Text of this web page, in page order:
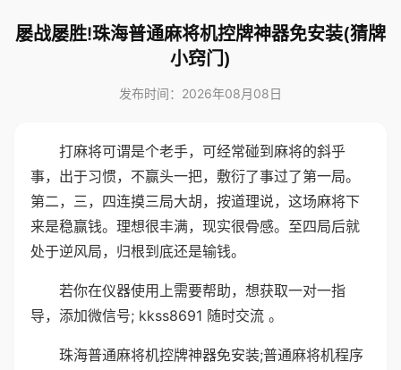
屡战屡胜!珠海普通麻将机控牌神器免安装(猜牌
小窍门)
发布时间：2026年08月08日
打麻将可谓是个老手，可经常碰到麻将的斜乎
事，出于习惯，不赢头一把，敷衍了事过了第一局。
第二，三，四连摸三局大胡，按道理说，这场麻将下
来是稳赢钱。理想很丰满，现实很骨感。至四局后就
处于逆风局，归根到底还是输钱。
若你在仪器使用上需要帮助，想获取一对一指
导，添加微信号; kkss8691 随时交流 。
珠海普通麻将机控牌神器免安装;普通麻将机程序